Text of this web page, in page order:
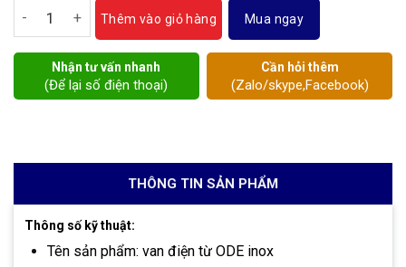
Thêm vào giỏ hàng Mua ngay
Nhận tư vấn nhanh
(Để lại số điện thoại)
Cần hỏi thêm
(Zalo/skype,Facebook)
THÔNG TIN SẢN PHẨM
Thông số kỹ thuật:
Tên sản phẩm: van điện từ ODE inox